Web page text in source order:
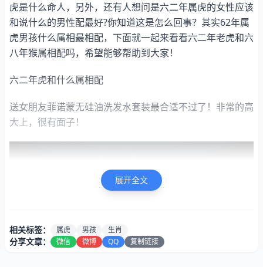
虎是什么命人，另外，还有人想问是六二年属虎的女性应该
和说什么的男性配最好?你知道这是怎么回事？其实62年属
虎男孩什么属相最相配，下面就一起来看看六二年老虎和六
八年猴属相配吗，希望能够帮助到大家！
六二年虎和什么属相配
送女朋友菲诺蒙无硅油洗发水套装最合适不过了！非常的高
大上，很有面子！
展开全文
相关标签： 属虎 男孩 生肖
分享文章： 微信 微博 QQ 复制链接